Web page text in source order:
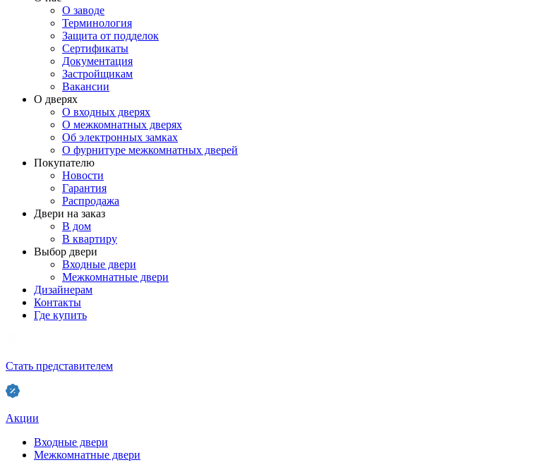
О заводе
Терминология
Защита от подделок
Сертификаты
Документация
Застройщикам
Вакансии
О дверях
О входных дверях
О межкомнатных дверях
Об электронных замках
О фурнитуре межкомнатных дверей
Покупателю
Новости
Гарантия
Распродажа
Двери на заказ
В дом
В квартиру
Выбор двери
Входные двери
Межкомнатные двери
Дизайнерам
Контакты
Где купить
Стать представителем
Акции
Входные двери
Межкомнатные двери